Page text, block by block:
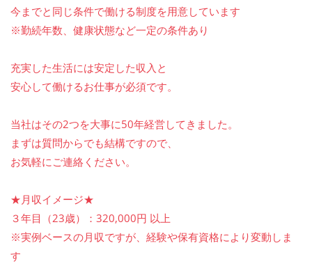
今までと同じ条件で働ける制度を用意しています
※勤続年数、健康状態など一定の条件あり
充実した生活には安定した収入と
安心して働けるお仕事が必須です。
当社はその2つを大事に50年経営してきました。
まずは質問からでも結構ですので、
お気軽にご連絡ください。
★月収イメージ★
３年目（23歳）：320,000円 以上
※実例ベースの月収ですが、経験や保有資格により変動しま
す